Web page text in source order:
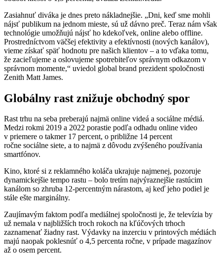
Zasiahnuť diváka je dnes preto nákladnejšie. „Dni, keď sme mohli
nájsť publikum na jednom mieste, sú už dávno preč. Teraz nám však
technológie umožňujú nájsť ho kdekoľvek, online alebo offline.
Prostredníctvom väčšej efektivity a efektívnosti (nových kanálov),
vieme získať späť hodnotu pre našich klientov – a to vďaka tomu,
že zacieľujeme a oslovujeme spotrebiteľov správnym odkazom v
správnom momente,“ uviedol global brand prezident spoločnosti
Zenith Matt James.
Globálny rast znižuje obchodný spor
Rast trhu na seba preberajú najmä online videá a sociálne médiá.
Medzi rokmi 2019 a 2022 porastie podľa odhadu online video
v priemere o takmer 17 percent, o približne 14 percent
ročne sociálne siete, a to najmä z dôvodu zvýšeného používania
smartfónov.
Kino, ktoré si z reklamného koláča ukrajuje najmenej, pozoruje
dynamickejšie tempo rastu – bolo tretím najvýraznejšie rastúcim
kanálom so zhruba 12-percentným nárastom, aj keď jeho podiel je
stále ešte marginálny.
Zaujímavým faktom podľa mediálnej spoločnosti je, že televízia by
už nemala v najbližších troch rokoch na kľúčových trhoch
zaznamenať žiadny rast. Výdavky na inzerciu v printových médiách
majú naopak poklesnúť o 4,5 percenta ročne, v prípade magazínov
až o osem percent.